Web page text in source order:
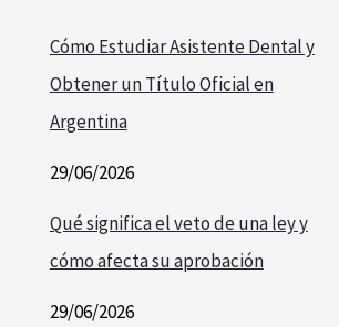
Cómo Estudiar Asistente Dental y
Obtener un Título Oficial en
Argentina
29/06/2026
Qué significa el veto de una ley y
cómo afecta su aprobación
29/06/2026